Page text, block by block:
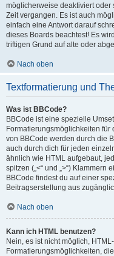
möglicherweise deaktiviert oder
Zeit vergangen. Es ist auch
einfach eine Antwort darauf
dieses Boards beachtest! Es
triftigen Grund auf alte oder
Nach oben
Textformatierung und
Was ist BBCode?
BBCode ist eine spezielle
Formatierungsmöglichkeiten für
von BBCode werden durch die
auch durch dich für jeden
ähnlich wie HTML aufgebaut,
spitzen („<“ und „>“)
BBCode findest du auf einer
Beitragserstellung aus
Nach oben
Kann ich HTML benutzen?
Nein, es ist nicht möglich,
Formatierungsmöglichkeiten,